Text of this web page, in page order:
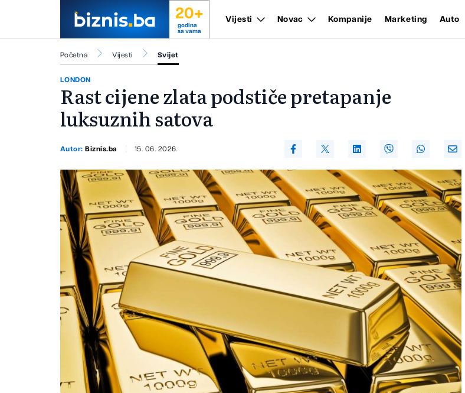
20+
godina
sa vama
Vijesti Novac Kompanije Marketing Auto
Početna Vijesti Svijet
LONDON
Rast cijene zlata podstiče pretapanje
luksuznih satova
Autor:Biznis.ba 15. 06. 2026.